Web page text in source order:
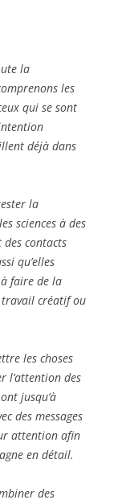
la
les
qui se sont
déjà dans
la
sciences à des
contacts
qu’elles
faire de la
travail créatif ou
les choses
l’attention des
jusqu’à
des messages
attention afin
en détail.
des